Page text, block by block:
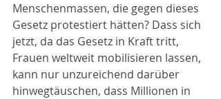
Menschenmassen, die gegen dieses
Gesetz protestiert hätten? Dass sich
jetzt, da das Gesetz in Kraft tritt,
Frauen weltweit mobilisieren lassen,
kann nur unzureichend darüber
hinwegtäuschen, dass Millionen in